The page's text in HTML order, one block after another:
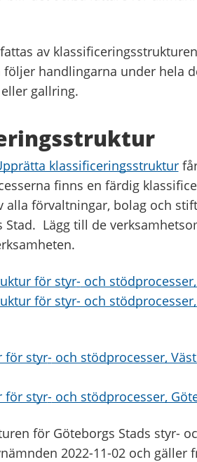
av
handlingarna under hela
gallring.
klassificeringsstruktur
finns en färdig
förvaltningar, bolag och
Lägg till de
för styr- och stödprocesser,
för styr- och
för styr- och stödprocesser,
för styr- och stödprocesser,
för Göteborgs Stads styr-
2022-11-02 och gäller